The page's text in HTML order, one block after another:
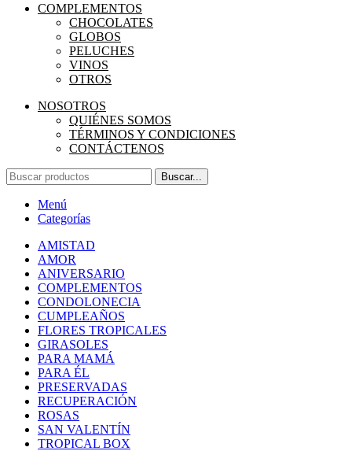
COMPLEMENTOS
CHOCOLATES
GLOBOS
PELUCHES
VINOS
OTROS
NOSOTROS
QUIÉNES SOMOS
TÉRMINOS Y CONDICIONES
CONTÁCTENOS
Buscar...
Menú
Categorías
AMISTAD
AMOR
ANIVERSARIO
COMPLEMENTOS
CONDOLONECIA
CUMPLEAÑOS
FLORES TROPICALES
GIRASOLES
PARA MAMÁ
PARA ÉL
PRESERVADAS
RECUPERACIÓN
ROSAS
SAN VALENTÍN
TROPICAL BOX